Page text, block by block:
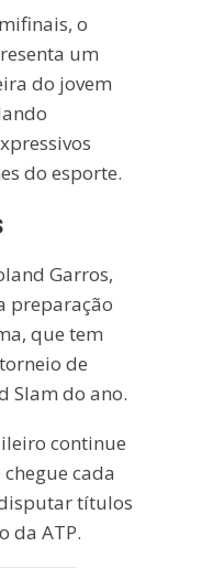
o
um
do jovem
do esporte.
Garros,
preparação
que tem
de
Slam do ano.
continue
cada
títulos
da ATP.